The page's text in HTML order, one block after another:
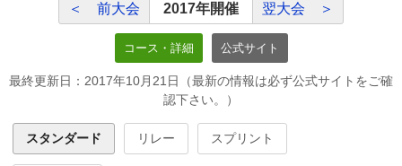
前大会 2017年開催 翌大会
コース・詳細 公式サイト
最終更新日：2017年10月21日（最新の情報は必ず公式サイトをご確
認下さい。）
スタンダード リレー スプリント